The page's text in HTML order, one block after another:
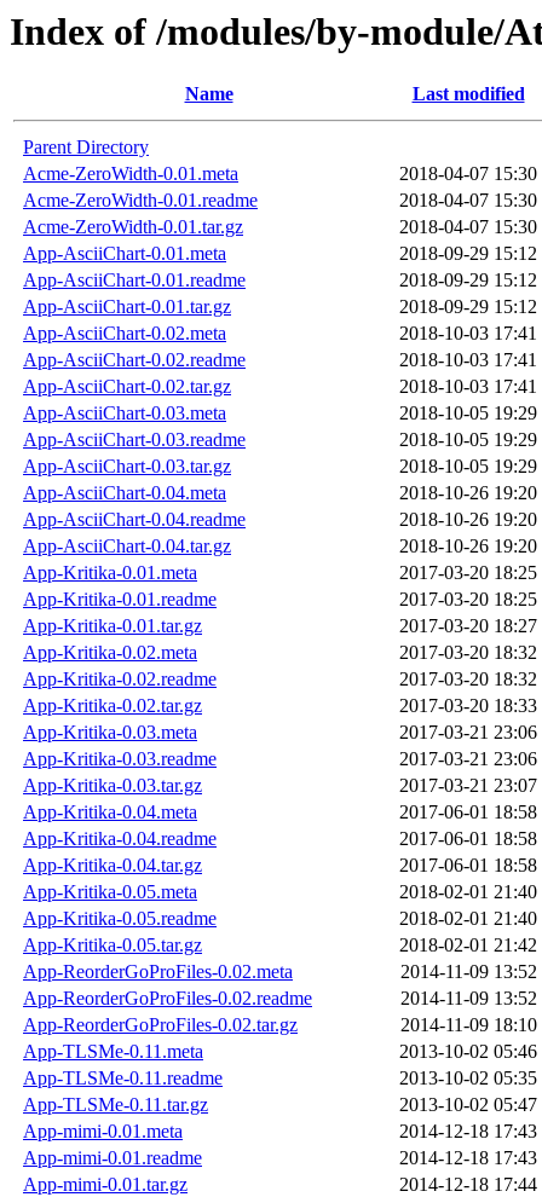
Index of /modules/by-module/
Name Last modified
Parent Directory
Acme-ZeroWidth-0.01.meta
2018-04-07 15:30
Acme-ZeroWidth-0.01.readme
2018-04-07 15:30
Acme-ZeroWidth-0.01.tar.gz
2018-04-07 15:30
App-AsciiChart-0.01.meta
2018-09-29 15:12
App-AsciiChart-0.01.readme
2018-09-29 15:12
App-AsciiChart-0.01.tar.gz
2018-09-29 15:12
App-AsciiChart-0.02.meta
2018-10-03 17:41
App-AsciiChart-0.02.readme
2018-10-03 17:41
App-AsciiChart-0.02.tar.gz
2018-10-03 17:41
App-AsciiChart-0.03.meta
2018-10-05 19:29
App-AsciiChart-0.03.readme
2018-10-05 19:29
App-AsciiChart-0.03.tar.gz
2018-10-05 19:29
App-AsciiChart-0.04.meta
2018-10-26 19:20
App-AsciiChart-0.04.readme
2018-10-26 19:20
App-AsciiChart-0.04.tar.gz
2018-10-26 19:20
App-Kritika-0.01.meta
2017-03-20 18:25
App-Kritika-0.01.readme
2017-03-20 18:25
App-Kritika-0.01.tar.gz
2017-03-20 18:27
App-Kritika-0.02.meta
2017-03-20 18:32
App-Kritika-0.02.readme
2017-03-20 18:32
App-Kritika-0.02.tar.gz
2017-03-20 18:33
App-Kritika-0.03.meta
2017-03-21 23:06
App-Kritika-0.03.readme
2017-03-21 23:06
App-Kritika-0.03.tar.gz
2017-03-21 23:07
App-Kritika-0.04.meta
2017-06-01 18:58
App-Kritika-0.04.readme
2017-06-01 18:58
App-Kritika-0.04.tar.gz
2017-06-01 18:58
App-Kritika-0.05.meta
2018-02-01 21:40
App-Kritika-0.05.readme
2018-02-01 21:40
App-Kritika-0.05.tar.gz
2018-02-01 21:42
App-ReorderGoProFiles-0.02.meta
2014-11-09 13:52
App-ReorderGoProFiles-0.02.readme
2014-11-09 13:52
App-ReorderGoProFiles-0.02.tar.gz
2014-11-09 18:10
App-TLSMe-0.11.meta
2013-10-02 05:46
App-TLSMe-0.11.readme
2013-10-02 05:35
App-TLSMe-0.11.tar.gz
2013-10-02 05:47
App-mimi-0.01.meta
2014-12-18 17:43
App-mimi-0.01.readme
2014-12-18 17:43
App-mimi-0.01.tar.gz
2014-12-18 17:44